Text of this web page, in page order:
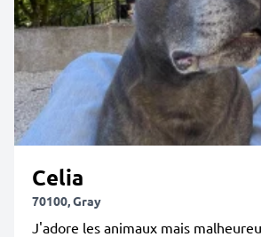
Celia
70100, Gray
J'adore les animaux mais